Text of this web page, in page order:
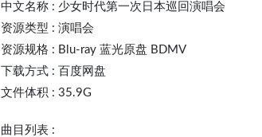
中文名称 : 少女时代第一次日本巡回演唱会
资源类型 : 演唱会
资源规格 : Blu-ray 蓝光原盘 BDMV
下载方式 : 百度网盘
文件体积 : 35.9G
曲目列表 :